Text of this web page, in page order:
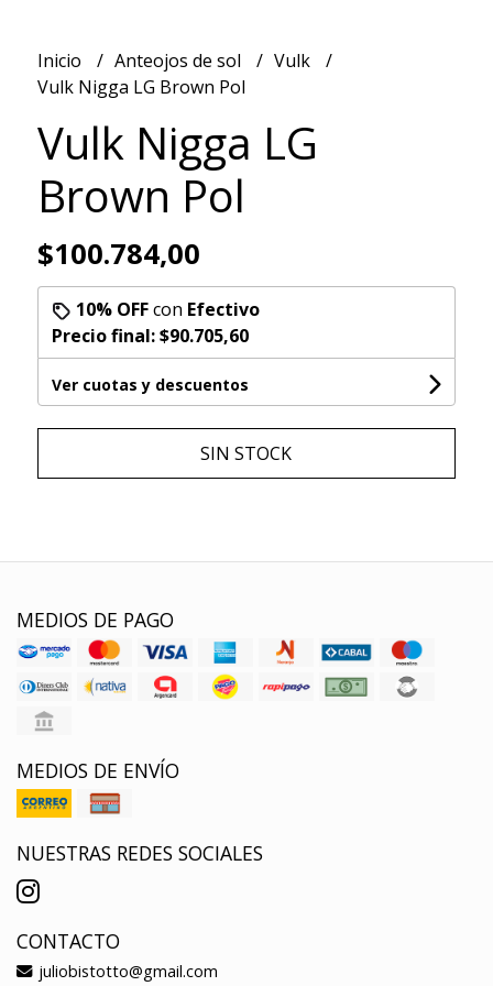
Inicio Anteojos de sol
Vulk
Vulk Nigga LG Brown Pol
Vulk Nigga LG
Brown Pol
$100.784,00
10% OFFcon Efectivo
Precio final:$90.705,60
Ver cuotas y descuentos
SIN STOCK
MEDIOS DE PAGO
MEDIOS DE ENVÍO
NUESTRAS REDES SOCIALES
CONTACTO
juliobistotto@gmail.com